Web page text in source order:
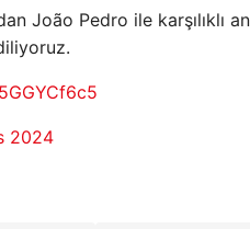
João Pedro ile karşılıklı
2024